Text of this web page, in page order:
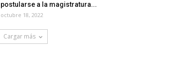
postularse a la magistratura...
octubre 18, 2022
Cargar más